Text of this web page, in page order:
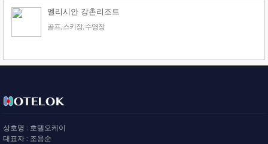
엘리시안 강촌리조트
골프, 스키장, 수영장
상호명 : 호텔오케이
대표자 : 조용순